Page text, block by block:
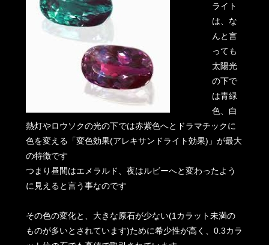
ライト
は、な
んと言
っても
太陽光
の下で
は青緑
色、白
熱灯やロウソクの光の下では赤紫色へとドラマチックに
色を変える「変色効果(アレキサンドライト効果)」が最大
の特徴です
つまり昼間はエメラルド、夜はルビーへと変わったよう
に見えると言う事なのです
その色の変化と、大きな原石が少ない(1カラット未満の
ものが多いとされています)ために希少性が高く、0.3カラ